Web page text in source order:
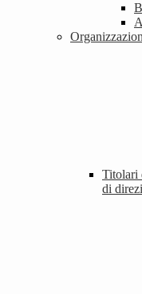
Titolari
di